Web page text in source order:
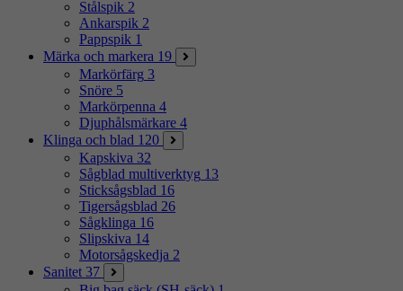
Stålspik 2
Ankarspik 2
Pappspik 1
Märka och markera 19
Markörfärg 3
Snöre 5
Markörpenna 4
Djuphålsmärkare 4
Klinga och blad 120
Kapskiva 32
Sågblad multiverktyg 13
Sticksågsblad 16
Tigersågsblad 26
Sågklinga 16
Slipskiva 14
Motorsågskedja 2
Sanitet 37